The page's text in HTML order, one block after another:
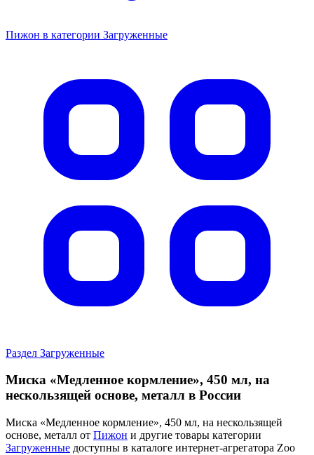
Пижон в категории Загруженные
Раздел Загруженные
Миска «Медленное кормление», 450 мл, на
нескользящей основе, металл в России
Миска «Медленное кормление», 450 мл, на нескользящей
основе, металл от Пижон и другие товары категории
Загруженные доступны в каталоге интернет-агрегатора Zoo